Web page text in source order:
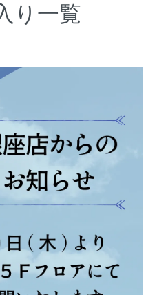
り一覧